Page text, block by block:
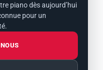
piano dès aujourd’hui
pour un